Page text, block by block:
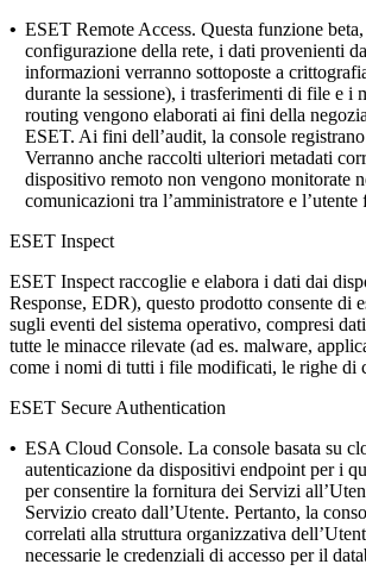
• ESET Remote Access. Questa funzione
configurazione della rete, i dati provenienti
informazioni verranno sottoposte a
durante la sessione), i trasferimenti di file e
routing vengono elaborati ai fini della
ESET. Ai fini dell’audit, la console
Verranno anche raccolti ulteriori metadati
dispositivo remoto non vengono monitorate
comunicazioni tra l’amministratore e
ESET Inspect
ESET Inspect raccoglie e elabora i dati dai
Response, EDR), questo prodotto consente
sugli eventi del sistema operativo, compresi
tutte le minacce rilevate (ad es. malware,
come i nomi di tutti i file modificati, le righe di
ESET Secure Authentication
• ESA Cloud Console. La console basata su
autenticazione da dispositivi endpoint per i
per consentire la fornitura dei Servizi
Servizio creato dall’Utente. Pertanto, la
correlati alla struttura organizzativa
necessarie le credenziali di accesso per il